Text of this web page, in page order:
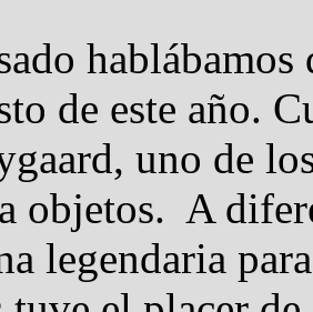
de este año.
uno de
objetos. A
legendaria